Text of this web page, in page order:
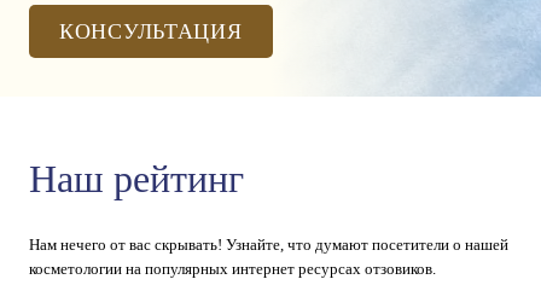
КОНСУЛЬТАЦИЯ
Наш рейтинг
Нам нечего от вас скрывать! Узнайте, что думают посетители о нашей
косметологии на популярных интернет ресурсах отзовиков.